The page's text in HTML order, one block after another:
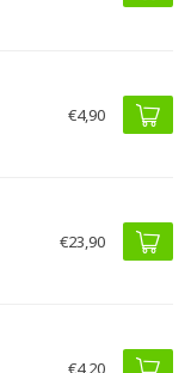
€4,90
€23,90
€4,20